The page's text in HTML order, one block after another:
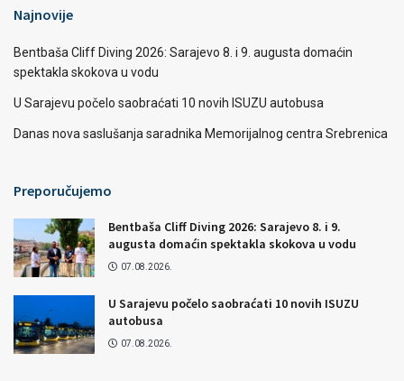
Najnovije
Bentbaša Cliff Diving 2026: Sarajevo 8. i 9. augusta domaćin
spektakla skokova u vodu
U Sarajevu počelo saobraćati 10 novih ISUZU autobusa
Danas nova saslušanja saradnika Memorijalnog centra Srebrenica
Preporučujemo
Bentbaša Cliff Diving 2026: Sarajevo 8. i 9.
augusta domaćin spektakla skokova u vodu
07.08.2026.
U Sarajevu počelo saobraćati 10 novih ISUZU
autobusa
07.08.2026.